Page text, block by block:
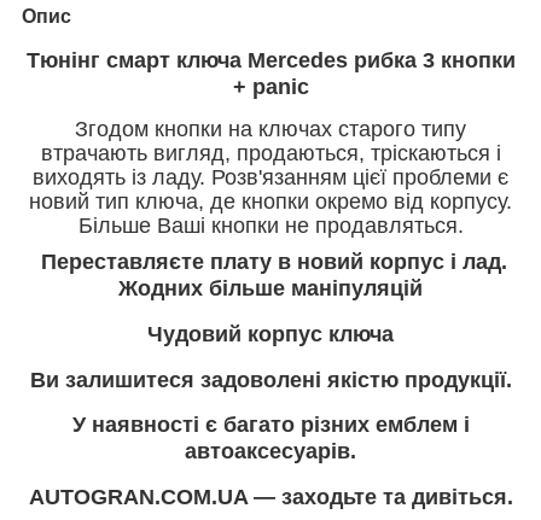
Опис
Тюнінг смарт ключа Mercedes рибка 3 кнопки
+ panic
Згодом кнопки на ключах старого типу
втрачають вигляд, продаються, тріскаються і
виходять із ладу. Розв'язанням цієї проблеми є
новий тип ключа, де кнопки окремо від корпусу.
Більше Ваші кнопки не продавляться.
Переставляєте плату в новий корпус і лад.
Жодних більше маніпуляцій
Чудовий корпус ключа
Ви залишитеся задоволені якістю продукції.
У наявності є багато різних емблем і
автоаксесуарів.
AUTOGRAN.COM.UA — заходьте та дивіться.